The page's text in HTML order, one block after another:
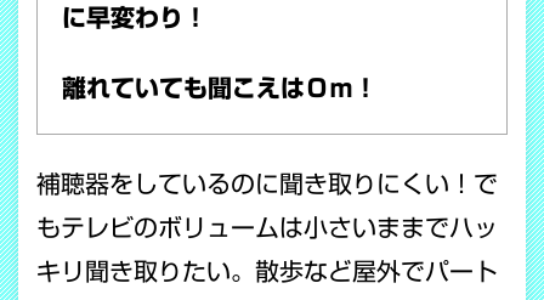
に早変わり！
離れていても聞こえは０ｍ！
補聴器をしているのに聞き取りにくい！で
もテレビのボリュームは小さいままでハッ
キリ聞き取りたい。散歩など屋外でパート